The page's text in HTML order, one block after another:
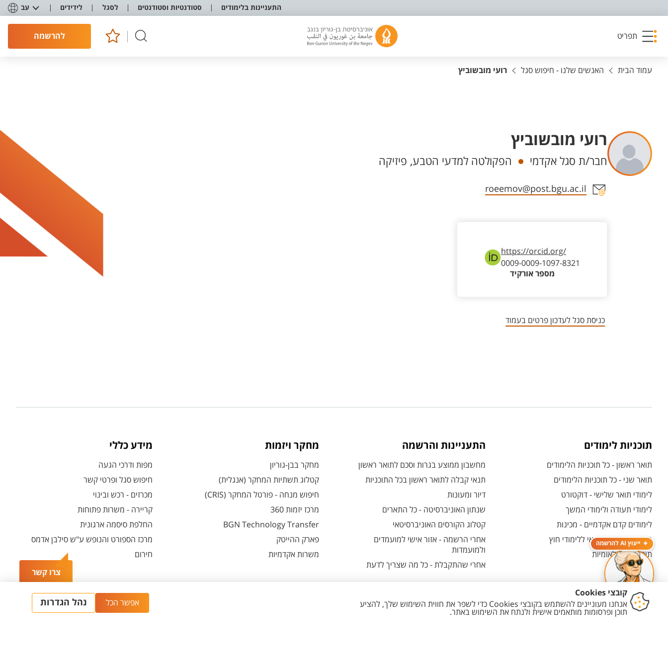
התעניינות בלימודים סטודנטיות וסטודנטים לסגל לידידים עב
תפריט להרשמה
צרו קשר
ייעוץ AI להרשמה
עמוד הבית האנשים שלנו - חיפוש סגל רועי מובשוביץ
רועי מובשוביץ
יחידות
חבר/ת סגל אקדמי הפקולטה למדעי הטבע, פיזיקה
אזור צור קשר עם איש הסגל
roeemov@post.bgu.ac.il
https://orcid.org/
0009-0009-1097-8321
מספר אורקיד
כניסת סגל לעדכון פרטים בעמוד
תוכניות לימודים
תואר ראשון - כל תוכניות הלימודים
תואר שני - כל תוכניות הלימודים
לימודי תואר שלישי - דוקטורט
לימודי תעודה ולימודי המשך
לימודים קדם אקדמיים - מכינות
המרכז האוניברסיטאי ללימודי חוץ
תוכניות בין-לאומיות
התעניינות והרשמה
מחשבון ממוצע בגרות וסכם לתואר ראשון
תנאי קבלה לתואר ראשון בכל התוכניות
דיור ומעונות
שנתון האוניברסיטה - כל התארים
קטלוג הקורסים האוניברסיטאי
אחרי הרשמה - אזור אישי למועמדים
ולמועמדות
אחרי שהתקבלת - כל מה שצריך לדעת
מחקר ויזמות
מחקר בבן-גוריון
קטלוג תשתיות המחקר (אנגלית)
חיפוש מנחה - פורטל המחקר (CRIS)
מרכז יזמות 360
BGN Technology Transfer
פארק ההייטק
משרות אקדמיות
מידע כללי
מפות ודרכי הגעה
חיפוש סגל ופרטי קשר
מכרזים - רכש ובינוי
קריירה - משרות פתוחות
החלפת סיסמה ארגונית
מרכז הספורט והנופש ע"ש סילבן אדמס
חירום